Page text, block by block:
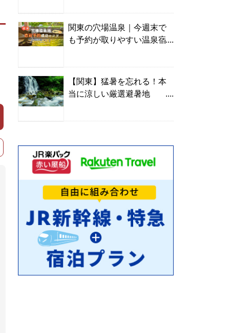
関東の穴場温泉｜今週末で
も予約が取りやすい温泉宿
【関東】猛暑を忘れる！本
当に涼しい厳選避暑地